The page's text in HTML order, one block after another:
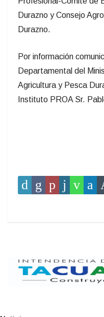
Durazno y Consejo
Durazno.
Por información
Departamental del
Agricultura y Pesca
Instituto PROA Sr.